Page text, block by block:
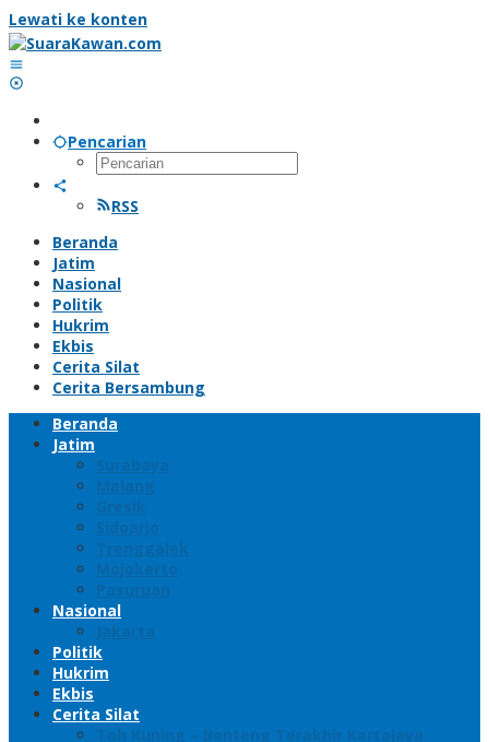
Lewati ke konten
Pencarian
RSS
Beranda
Jatim
Nasional
Politik
Hukrim
Ekbis
Cerita Silat
Cerita Bersambung
Beranda
Jatim
Surabaya
Malang
Gresik
Sidoarjo
Trenggalek
Mojokerto
Pasuruan
Nasional
Jakarta
Politik
Hukrim
Ekbis
Cerita Silat
Toh Kuning – Benteng Terakhir Kertajaya